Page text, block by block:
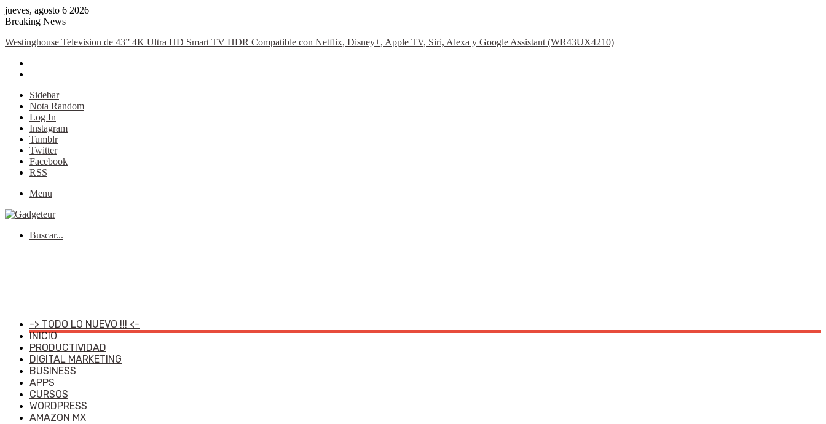
jueves, agosto 6 2026
Breaking News
Westinghouse Television de 43” 4K Ultra HD Smart TV HDR Compatible con Netflix, Disney+, Apple TV, Siri, Alexa y Google Assistant (WR43UX4210)
Sidebar
Nota Random
Log In
Instagram
Tumblr
Twitter
Facebook
RSS
Menu
Buscar...
-> TODO LO NUEVO !!! <-
INICIO
PRODUCTIVIDAD
DIGITAL MARKETING
BUSINESS
APPS
CURSOS
WORDPRESS
AMAZON MX